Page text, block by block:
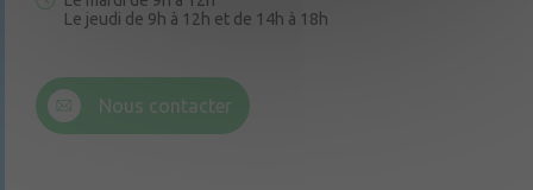
Le jeudi de 9h à 12h et de 14h à 18h
Nous contacter